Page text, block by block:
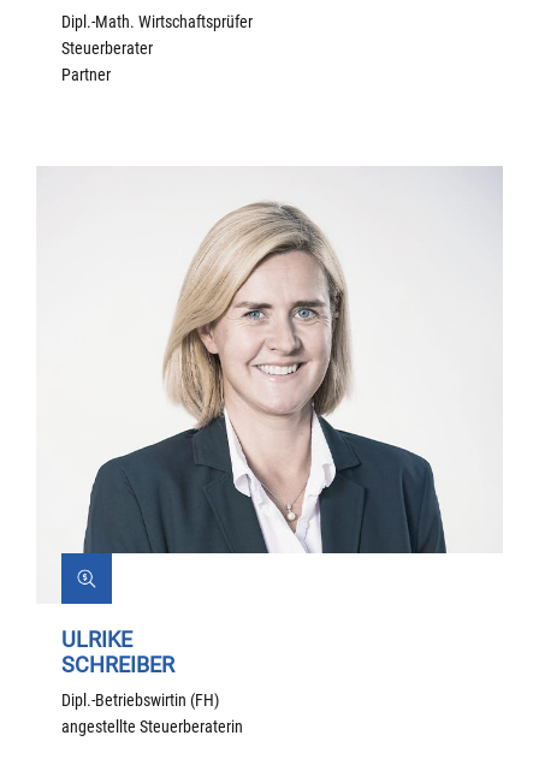
Dipl.-Math. Wirtschaftsprüfer
Steuerberater
Partner
ULRIKE
SCHREIBER
Dipl.-Betriebswirtin (FH)
angestellte Steuerberaterin